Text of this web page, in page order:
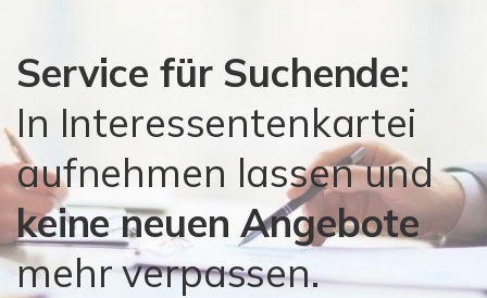
Service für Suchende:
In Interessentenkartei
aufnehmen lassen und
keine neuen Angebote
mehr verpassen.